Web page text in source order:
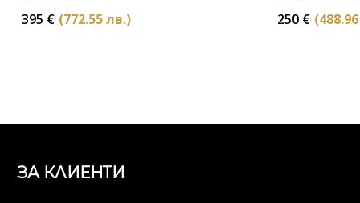
395 € (772.55 лв.) 250 €
ЗА КЛИЕНТИ